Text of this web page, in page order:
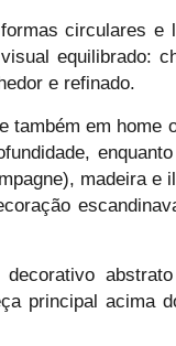
circulares e
equilibrado:
e refinado.
também em home
madeira e
principal acima